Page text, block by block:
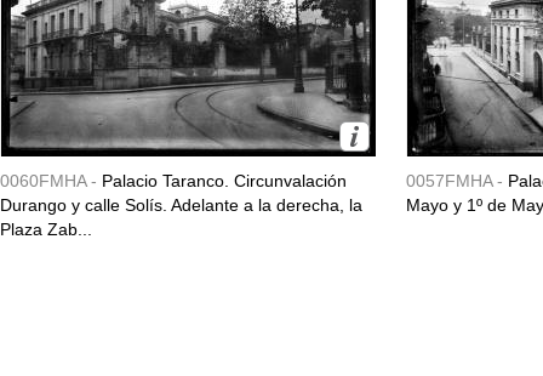
0060FMHA - Palacio Taranco. Circunvalación
Durango y calle Solís. Adelante a la derecha, la
Plaza Zab...
0057FMHA -
Mayo y 1º de